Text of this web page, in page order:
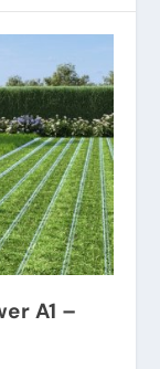
A1 –